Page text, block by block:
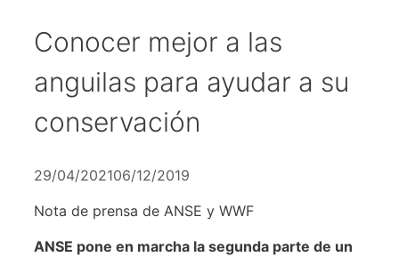
Conocer mejor a las
anguilas para ayudar a su
conservación
29/04/202106/12/2019
Nota de prensa de ANSE y WWF
ANSE pone en marcha la segunda parte de un